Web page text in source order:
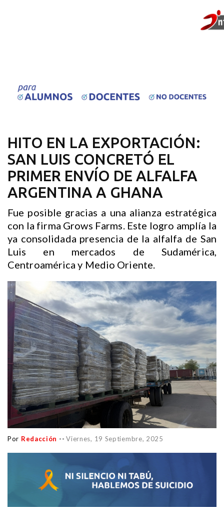
HITO EN LA EXPORTACIÓN:
SAN LUIS CONCRETÓ EL
PRIMER ENVÍO DE ALFALFA
ARGENTINA A GHANA
Fue posible gracias a una alianza estratégica
con la firma Grows Farms. Este logro amplía la
ya consolidada presencia de la alfalfa de San
Luis en mercados de Sudamérica,
Centroamérica y Medio Oriente.
Por Redacción -- Viernes, 19 Septiembre, 2025